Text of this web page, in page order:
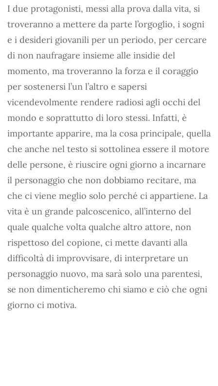
I due protagonisti, messi alla prova dalla vita, si
troveranno a mettere da parte l’orgoglio, i sogni
e i desideri giovanili per un periodo, per cercare
di non naufragare insieme alle insidie del
momento, ma troveranno la forza e il coraggio
per sostenersi l’un l’altro e sapersi
vicendevolmente rendere radiosi agli occhi del
mondo e soprattutto di loro stessi. Infatti, è
importante apparire, ma la cosa principale, quella
che anche nel testo si sottolinea essere il motore
delle persone, è riuscire ogni giorno a incarnare
il personaggio che non dobbiamo recitare, ma
che ci viene meglio solo perché ci appartiene. La
vita è un grande palcoscenico, all’interno del
quale qualche volta qualche altro attore, non
rispettoso del copione, ci mette davanti alla
difficoltà di improvvisare, di interpretare un
personaggio nuovo, ma sarà solo una parentesi,
se non dimenticheremo chi siamo e ciò che ogni
giorno ci motiva.